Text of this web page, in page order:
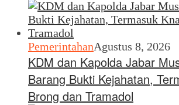
PemerintahanAgustus 8, 2026
KDM dan Kapolda Jabar
Barang Bukti Kejahatan,
Brong dan Tramadol